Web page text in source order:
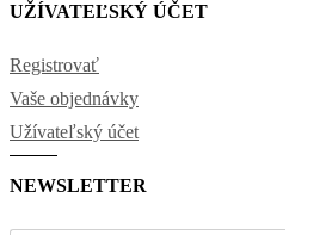
UŽÍVATEĽSKÝ ÚČET
Registrovať
Vaše objednávky
Užívateľský účet
NEWSLETTER